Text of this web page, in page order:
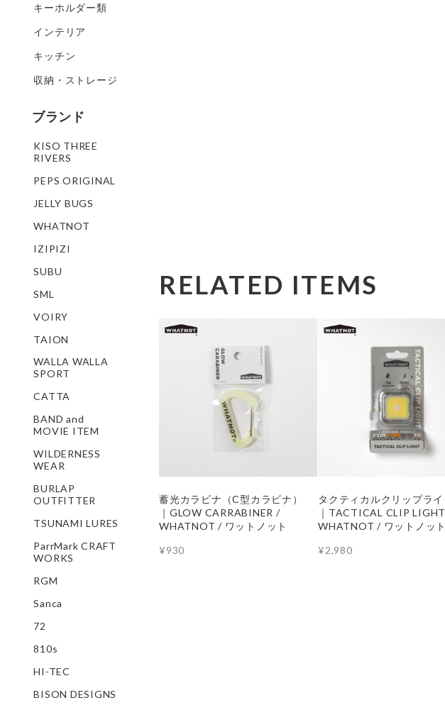
RELATED ITEMS
蓄光カラビナ（C型カラビナ）
｜GLOW CARRABINER /
WHATNOT / ワットノット
¥930
タクティカルクリップライ
｜TACTICAL CLIP
WHATNOT / ワットノット
¥2,980
キーホルダー類
インテリア
キッチン
収納・ストレージ
ブランド
KISO THREE
RIVERS
PEPS ORIGINAL
JELLY BUGS
WHATNOT
IZIPIZI
SUBU
SML
VOIRY
TAION
WALLA WALLA
SPORT
CATTA
BAND and
MOVIE ITEM
WILDERNESS
WEAR
BURLAP
OUTFITTER
TSUNAMI LURES
ParrMark CRAFT
WORKS
RGM
Sanca
72
810s
HI-TEC
BISON DESIGNS